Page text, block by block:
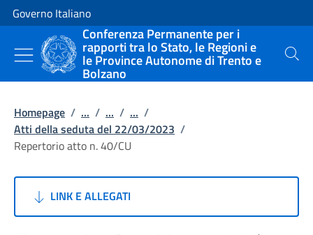
Vai al contenuto
Vai alla navigazione del sito
Governo Italiano
Conferenza Permanente per i
rapporti tra lo Stato, le Regioni e
le Province Autonome di Trento e
Bolzano
Cerca
Homepage / ... / ... / ... /
Atti della seduta del 22/03/2023 /
Repertorio atto n. 40/CU
LINK E ALLEGATI